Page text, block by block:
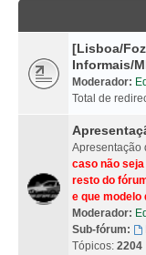
[Lisboa/
Informais/
Moderador:
Total de
Apresentação
caso não
resto do
e que modelo
Moderador:
Sub-fórum:
Tópicos: 2204